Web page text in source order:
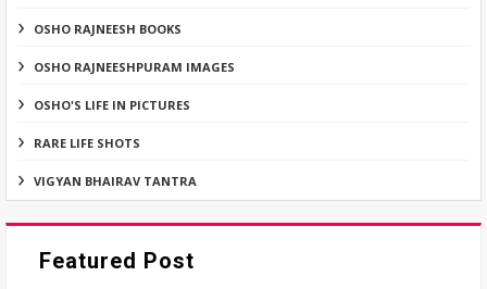
OSHO RAJNEESH BOOKS
OSHO RAJNEESHPURAM IMAGES
OSHO'S LIFE IN PICTURES
RARE LIFE SHOTS
VIGYAN BHAIRAV TANTRA
Featured Post